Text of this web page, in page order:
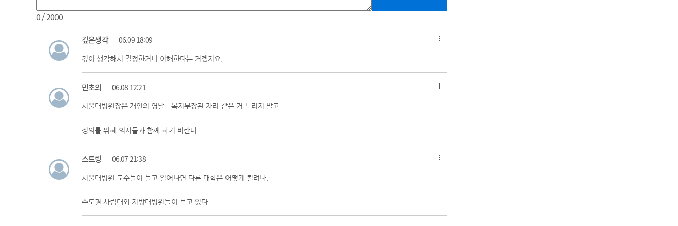
0/ 2000
깊은생각 06.09 18:09
깊이 생각해서 결정한거니 이해한다는 거겠지요.
민초의 06.08 12:21
서울대병원장은 개인의 영달 - 복지부장관 자리 같은 거 노리지 말고
정의를 위해 의사들과 함꼐 하기 바란다.
스트링 06.07 21:38
서울대병원 교수들이 들고 일어나면 다른 대학은 어떻게 될려나.
수도권 사립대와 지방대병원들이 보고 있다